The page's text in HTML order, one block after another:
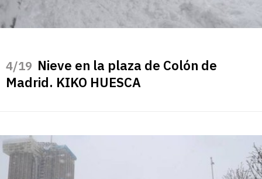
/19 Nieve en la plaza de Colón de
Madrid. KIKO HUESCA